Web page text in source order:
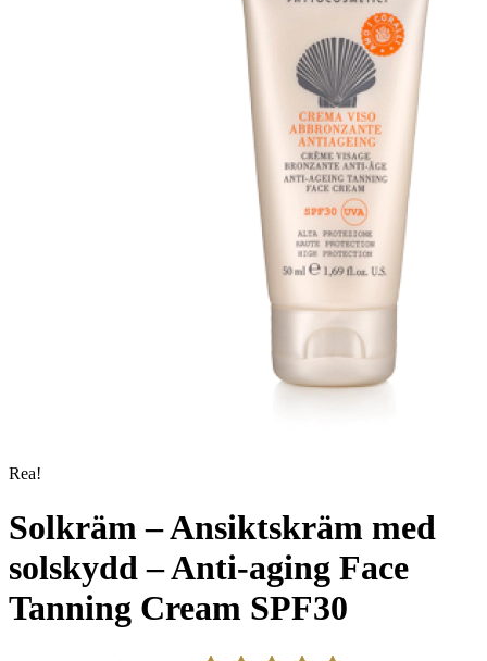
Rea!
Solkräm – Ansiktskräm med
solskydd – Anti-aging Face
Tanning Cream SPF30